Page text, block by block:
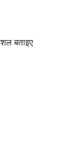
बताइए